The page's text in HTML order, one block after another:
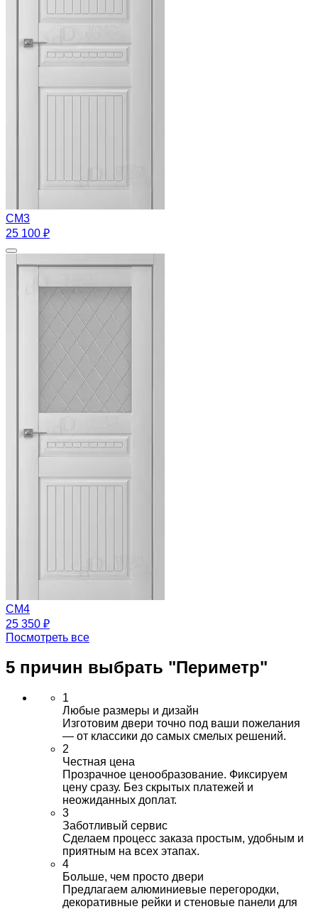
CM3
25 100 ₽
CM4
25 350 ₽
Посмотреть все
5 причин выбрать "Периметр"
1
Любые размеры и дизайн
Изготовим двери точно под ваши пожелания
— от классики до самых смелых решений.
2
Честная цена
Прозрачное ценообразование. Фиксируем
цену сразу. Без скрытых платежей и
неожиданных доплат.
3
Заботливый сервис
Сделаем процесс заказа простым, удобным и
приятным на всех этапах.
4
Больше, чем просто двери
Предлагаем алюминиевые перегородки,
декоративные рейки и стеновые панели для